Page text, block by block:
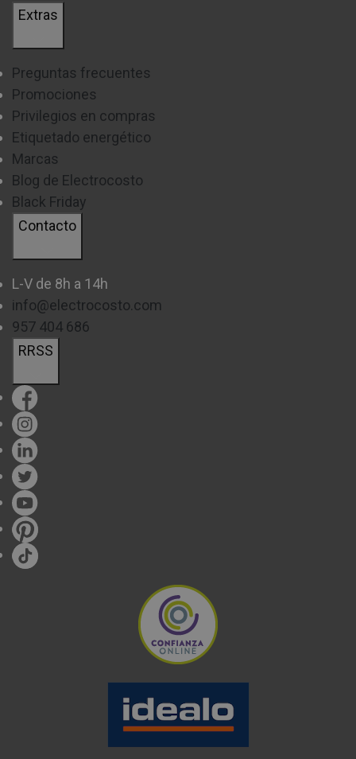
Extras
Preguntas frecuentes
Promociones
Privilegios en compras
Etiquetado energético
Marcas
Blog de Electrocosto
Black Friday
Contacto
L-V de 8h a 14h
info@electrocosto.com
957 404 686
RRSS